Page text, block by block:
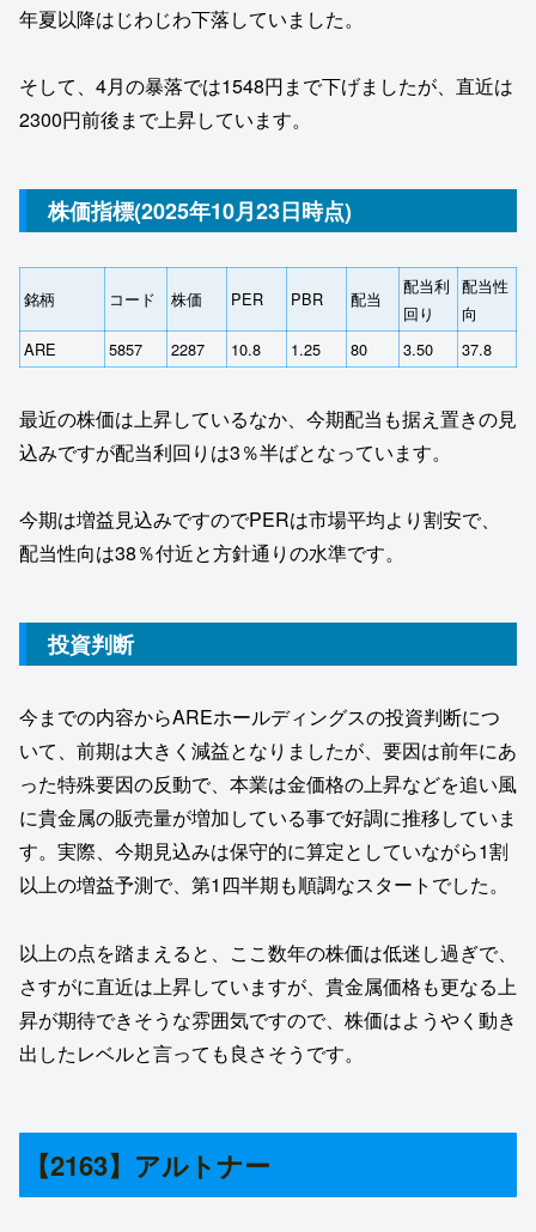
年夏以降はじわじわ下落していました。
そして、4月の暴落では1548円まで下げましたが、直近は
2300円前後まで上昇しています。
株価指標(2025年10月23日時点)
銘柄 コード 株価 PER PBR 配当
配当利
回り
配当性
向
ARE
5857 2287 10.8 1.25 80 3.50 37.8
最近の株価は上昇しているなか、今期配当も据え置きの見
込みですが配当利回りは3％半ばとなっています。
今期は増益見込みですのでPERは市場平均より割安で、
配当性向は38％付近と方針通りの水準です。
投資判断
今までの内容からAREホールディングスの投資判断につ
いて、前期は大きく減益となりましたが、要因は前年にあ
った特殊要因の反動で、本業は金価格の上昇などを追い風
に貴金属の販売量が増加している事で好調に推移していま
す。実際、今期見込みは保守的に算定としていながら1割
以上の増益予測で、第1四半期も順調なスタートでした。
以上の点を踏まえると、ここ数年の株価は低迷し過ぎで、
さすがに直近は上昇していますが、貴金属価格も更なる上
昇が期待できそうな雰囲気ですので、株価はようやく動き
出したレベルと言っても良さそうです。
【2163】アルトナー